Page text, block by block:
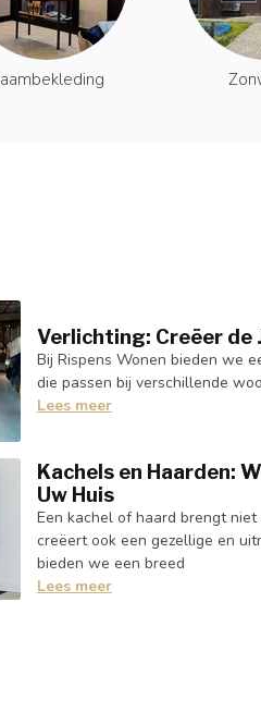
Verlichting: Creëer de
Bij Rispens Wonen bieden we
die passen bij verschillende
Lees meer
Kachels en Haarden:
Uw Huis
Een kachel of haard brengt
creëert ook een gezellige en
bieden we een breed
Lees meer